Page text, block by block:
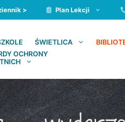
> Plan Lekcji
ŚWIETLICA
OCHRONY